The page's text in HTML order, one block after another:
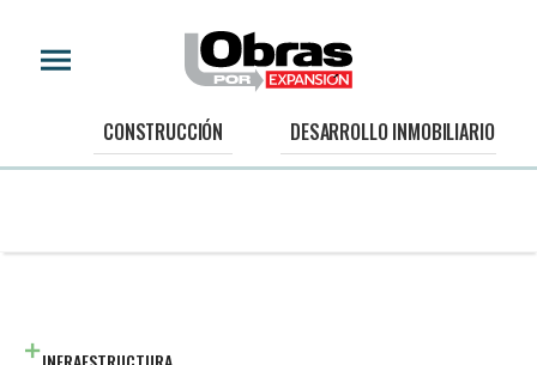
CONSTRUCCIÓN DESARROLLO INMOBILIARIO